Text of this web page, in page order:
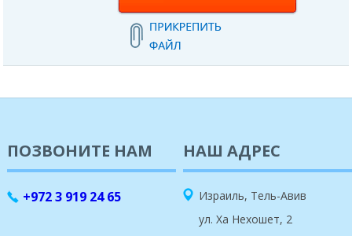
ул. Ха Нехошет, 2